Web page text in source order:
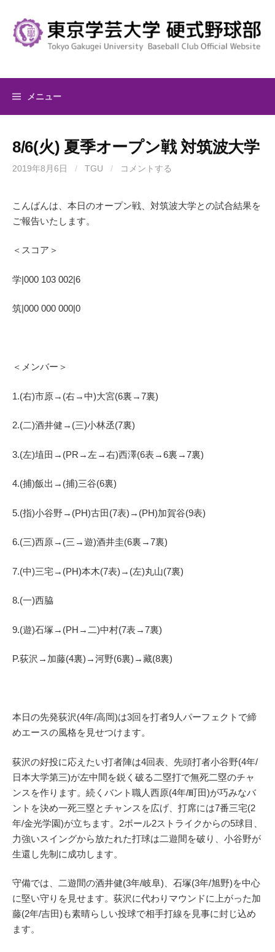
キ
メニュー
8/6(火) 夏季オープン戦 対筑波大学
2019年8月6日 / TGU / コメントする
こんばんは、本日のオープン戦、対筑波大学との試合結果を
ご報告いたします。
＜スコア＞
学|000 103 002|6
筑|000 000 000|0
＜メンバー＞
1.(右)市原→(右→中)大宮(6裏→7裏)
2.(二)酒井健→(三)小林丞(7裏)
3.(左)埴田→(PR→左→右)西澤(6表→6裏→7裏)
4.(捕)飯出→(捕)三谷(6裏)
5.(指)小谷野→(PH)古田(7表)→(PH)加賀谷(9表)
6.(三)西原→(三→遊)酒井圭(6裏→7裏)
7.(中)三宅→(PH)本木(7表)→(左)丸山(7裏)
8.(一)西脇
9.(遊)石塚→(PH→二)中村(7表→7裏)
P.荻沢→加藤(4裏)→河野(6裏)→藏(8裏)
本日の先発荻沢(4年/高岡)は3回を打者9人パーフェクトで締
めエースの風格を見せつけます。
荻沢の好投に応えたい打者陣は4回表、先頭打者小谷野(4年/
日本大学第三)が左中間を鋭く破る二塁打で無死二塁のチャ
ンスを作ります。続くバント職人西原(4年/町田)が巧みなバ
ントを決め一死三塁とチャンスを広げ、打席には7番三宅(2
年/金光学園)が立ちます。2ボール2ストライクからの5球目、
力強いスイングから放たれた打球は二遊間を破り、小谷野が
生還し先制に成功します。
守備では、二遊間の酒井健(3年/岐阜)、石塚(3年/旭野)を中心
に堅い守りを見せます。荻沢に代わりマウンドに上がった加
藤(2年/吉田)も素晴らしい投球で相手打線を見事に封じ込め
ます。